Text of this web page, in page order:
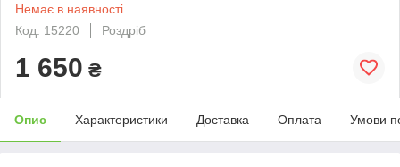
Немає в наявності
Код: 15220
Роздріб
1 650 ₴
Опис Характеристики Доставка Оплата Умови